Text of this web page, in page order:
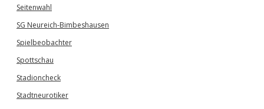
Seitenwahl
SG Neureich-Bimbeshausen
Spielbeobachter
Spottschau
Stadioncheck
Stadtneurotiker